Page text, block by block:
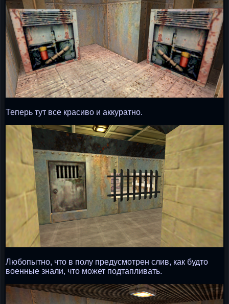
Теперь тут все красиво и аккуратно.
Любопытно, что в полу предусмотрен слив, как будто
военные знали, что может подтапливать.